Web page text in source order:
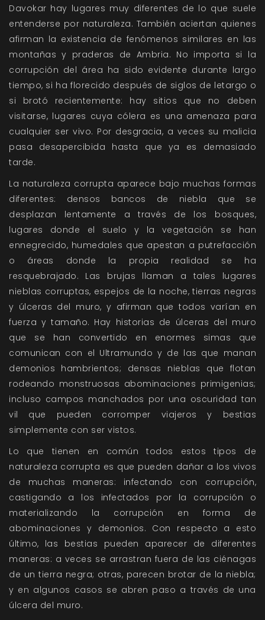
Davokar hay lugares muy diferentes de lo que suele
entenderse por naturaleza. También aciertan quienes
afirman la existencia de fenómenos similares en las
montañas y praderas de Ambria. No importa si la
corrupción del área ha sido evidente durante largo
tiempo, si ha florecido después de siglos de letargo o
si brotó recientemente: hay sitios que no deben
visitarse, lugares cuya cólera es una amenaza para
cualquier ser vivo. Por desgracia, a veces su malicia
pasa desapercibida hasta que ya es demasiado
tarde.
La naturaleza corrupta aparece bajo muchas formas
diferentes: densos bancos de niebla que se
desplazan lentamente a través de los bosques,
lugares donde el suelo y la vegetación se han
ennegrecido, humedales que apestan a putrefacción
o áreas donde la propia realidad se ha
resquebrajado. Las brujas llaman a tales lugares
nieblas corruptas, espejos de la noche, tierras negras
y úlceras del muro, y afirman que todos varían en
fuerza y tamaño. Hay historias de úlceras del muro
que se han convertido en enormes simas que
comunican con el Ultramundo y de las que manan
demonios hambrientos; densas nieblas que flotan
rodeando monstruosas abominaciones primigenias;
incluso campos manchados por una oscuridad tan
vil que pueden corromper viajeros y bestias
simplemente con ser vistos.
Lo que tienen en común todos estos tipos de
naturaleza corrupta es que pueden dañar a los vivos
de muchas maneras: infectando con corrupción,
castigando a los infectados por la corrupción o
materializando la corrupción en forma de
abominaciones y demonios. Con respecto a esto
último, las bestias pueden aparecer de diferentes
maneras: a veces se arrastran fuera de las ciénagas
de un tierra negra; otras, parecen brotar de la niebla;
y en algunos casos se abren paso a través de una
úlcera del muro.